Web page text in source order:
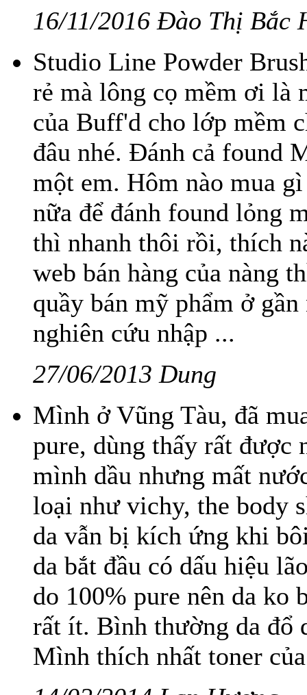
16/11/2016 Đào Thị Bắc
Studio Line Powder
rẻ mà lông cọ mềm ơi là
của Buff'd cho lớp mềm
đâu nhé. Đánh cả found
một em. Hôm nào mua
nữa để đánh found lỏng
thì nhanh thôi rồi, thích
web bán hàng của nàng
quầy bán mỹ phẩm ở
nghiên cứu nhập ...
27/06/2013 Dung
Mình ở Vũng Tàu, đã
pure, dùng thấy rất được
mình dầu nhưng mất
loại như vichy, the body
da vẫn bị kích ứng khi
da bắt đầu có dấu hiệu
do 100% pure nên da ko
rất ít. Bình thường da đổ
Mình thích nhất toner